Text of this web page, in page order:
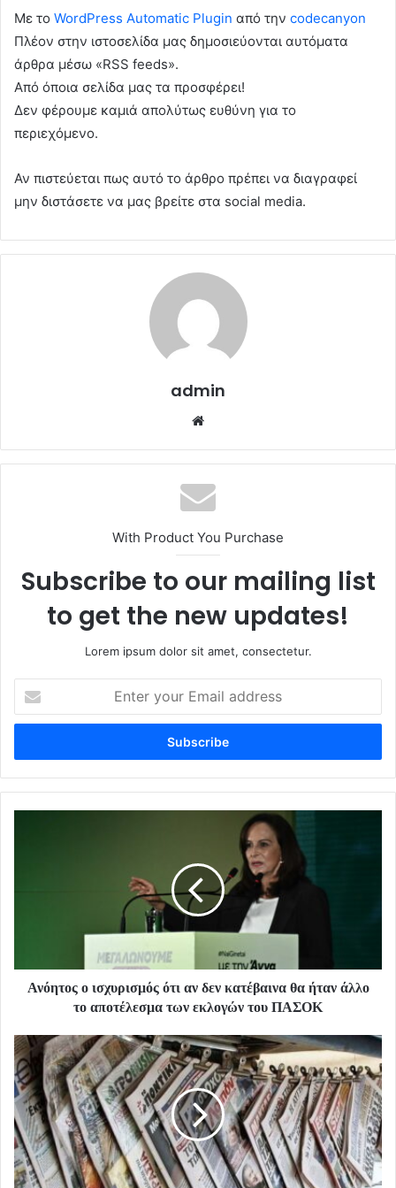
Με το WordPress Automatic Plugin από την codecanyon
Πλέον στην ιστοσελίδα μας δημοσιεύονται αυτόματα
άρθρα μέσω «RSS feeds».
Από όποια σελίδα μας τα προσφέρει!
Δεν φέρουμε καμιά απολύτως ευθύνη για το
περιεχόμενο.
Αν πιστεύεται πως αυτό το άρθρο πρέπει να διαγραφεί
μην διστάσετε να μας βρείτε στα social media.
admin
With Product You Purchase
Subscribe to our mailing list
to get the new updates!
Lorem ipsum dolor sit amet, consectetur.
your
Email
Ανόητος ο ισχυρισμός ότι αν δεν κατέβαινα θα ήταν άλλο
το αποτέλεσμα των εκλογών του ΠΑΣΟΚ